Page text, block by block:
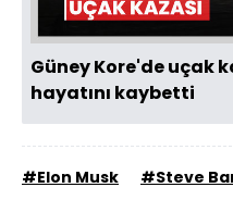
Güney Kore'de uçak
hayatını kaybetti
#Elon Musk #Steve